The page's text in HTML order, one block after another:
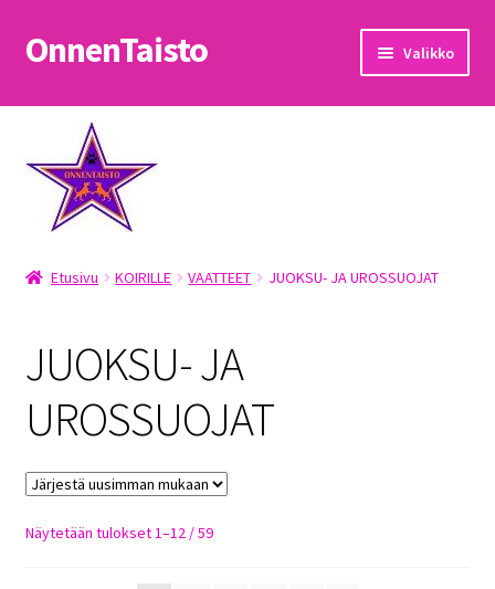
Siirry
navigointiin
Siirry
sisältöön
OnnenTaisto Valikko
Etusivu
Kassa
Oma tili
OnnenTaisto
Palautukset
Etusivu KOIRILLE VAATTEET JUOKSU- JA UROSSUOJAT
JUOKSU- JA
UROSSUOJAT
Näytetään tulokset 1–12 / 59Sorted